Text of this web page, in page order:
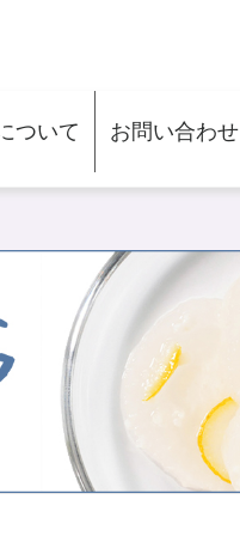
ついて お問い合わせ